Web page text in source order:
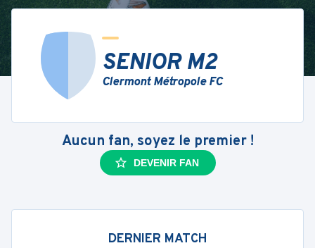
SENIOR M2
Clermont Métropole FC
Aucun fan, soyez le premier !
DEVENIR FAN
DERNIER MATCH